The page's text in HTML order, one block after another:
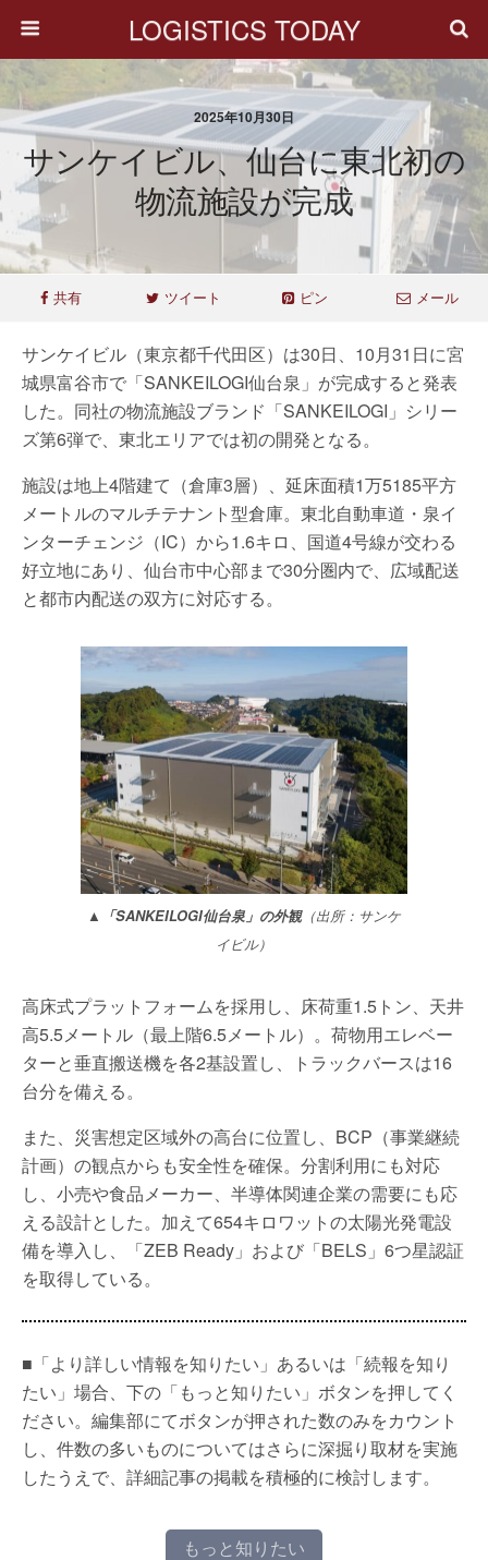
LOGISTICS TODAY
2025年10月30日
サンケイビル、仙台に東北初の
物流施設が完成
共有 ツイート ピン メール
サンケイビル（東京都千代田区）は30日、10月31日に宮
城県富谷市で「SANKEILOGI仙台泉」が完成すると発表
した。同社の物流施設ブランド「SANKEILOGI」シリー
ズ第6弾で、東北エリアでは初の開発となる。
施設は地上4階建て（倉庫3層）、延床面積1万5185平方
メートルのマルチテナント型倉庫。東北自動車道・泉イ
ンターチェンジ（IC）から1.6キロ、国道4号線が交わる
好立地にあり、仙台市中心部まで30分圏内で、広域配送
と都市内配送の双方に対応する。
▲「SANKEILOGI仙台泉」の外観（出所：サンケ
イビル）
高床式プラットフォームを採用し、床荷重1.5トン、天井
高5.5メートル（最上階6.5メートル）。荷物用エレベー
ターと垂直搬送機を各2基設置し、トラックバースは16
台分を備える。
また、災害想定区域外の高台に位置し、BCP（事業継続
計画）の観点からも安全性を確保。分割利用にも対応
し、小売や食品メーカー、半導体関連企業の需要にも応
える設計とした。加えて654キロワットの太陽光発電設
備を導入し、「ZEB Ready」および「BELS」6つ星認証
を取得している。
■「より詳しい情報を知りたい」あるいは「続報を知り
たい」場合、下の「もっと知りたい」ボタンを押してく
ださい。編集部にてボタンが押された数のみをカウント
し、件数の多いものについてはさらに深掘り取材を実施
したうえで、詳細記事の掲載を積極的に検討します。
もっと知りたい